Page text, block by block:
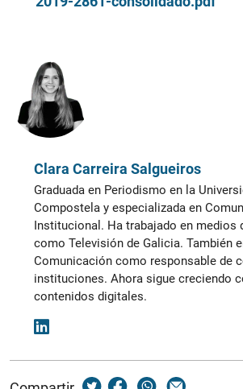
Clara Carreira Salgueiros
Graduada en Periodismo en la
Compostela y especializada en
Institucional. Ha trabajado en medios
como Televisión de Galicia. También
Comunicación como responsable de
instituciones. Ahora sigue creciendo
contenidos digitales.